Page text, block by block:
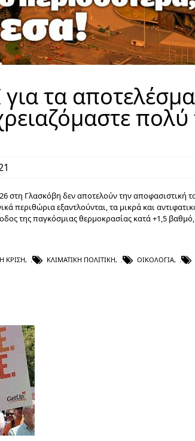
τα
πολύ
στη Γλασκόβη δεν αποτελούν την αποφασιστική
περιθώρια εξαντλούνται, τα μικρά και
της παγκόσμιας θερμοκρασίας κατά +1,5
ΚΡΊΣΗ, ΚΛΙΜΑΤΙΚΉ ΠΟΛΙΤΙΚΉ, ΟΙΚΟΛΟΓΊΑ,